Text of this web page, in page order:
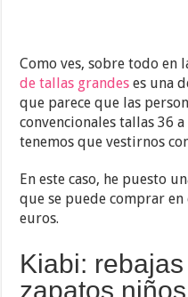
Como ves, sobre todo en
de tallas grandes es una
que parece que las
convencionales tallas 36
tenemos que vestirnos
En este caso, he puesto
que se puede comprar
euros.
Kiabi:
zapatos niños